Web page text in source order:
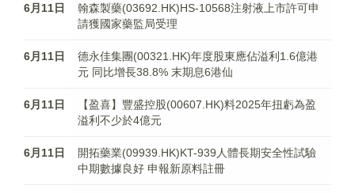
6月11日
翰森製藥(03692.HK)HS-10568注射液上市許可申
請獲國家藥監局受理
6月11日
德永佳集團(00321.HK)年度股東應佔溢利1.6億港
元 同比增長38.8% 末期息6港仙
6月11日
【盈喜】豐盛控股(00607.HK)料2025年扭虧為盈
溢利不少於4億元
6月11日
開拓藥業(09939.HK)KT-939人體長期安全性試驗
中期數據良好 申報新原料註冊